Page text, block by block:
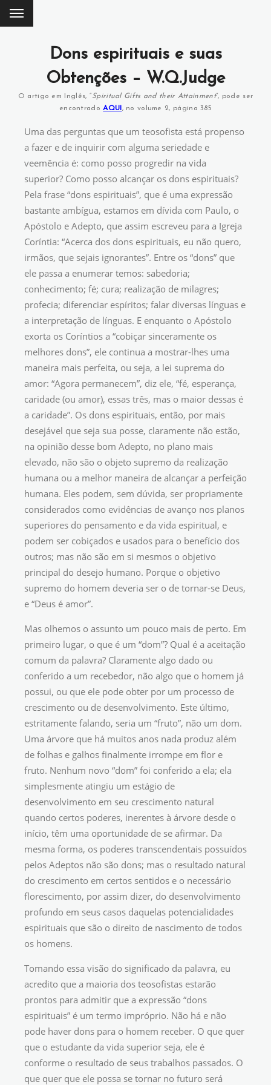
Dons espirituais e suas
Obtenções – W.Q.Judge
O artigo em Inglês, “Spiritual Gifts and their Attainment”, pode ser
encontradoAQUI , no volume 2, página 385
Uma das perguntas que um teosofista está propenso
a fazer e de inquirir com alguma seriedade e
veemência é: como posso progredir na vida
superior? Como posso alcançar os dons espirituais?
Pela frase “dons espirituais”, que é uma expressão
bastante ambígua, estamos em dívida com Paulo, o
Apóstolo e Adepto, que assim escreveu para a Igreja
Coríntia: “Acerca dos dons espirituais, eu não quero,
irmãos, que sejais ignorantes”. Entre os “dons” que
ele passa a enumerar temos: sabedoria;
conhecimento; fé; cura; realização de milagres;
profecia; diferenciar espíritos; falar diversas línguas e
a interpretação de línguas. E enquanto o Apóstolo
exorta os Coríntios a “cobiçar sinceramente os
melhores dons”, ele continua a mostrar-lhes uma
maneira mais perfeita, ou seja, a lei suprema do
amor: “Agora permanecem”, diz ele, “fé, esperança,
caridade (ou amor), essas três, mas o maior dessas é
a caridade”. Os dons espirituais, então, por mais
desejável que seja sua posse, claramente não estão,
na opinião desse bom Adepto, no plano mais
elevado, não são o objeto supremo da realização
humana ou a melhor maneira de alcançar a perfeição
humana. Eles podem, sem dúvida, ser propriamente
considerados como evidências de avanço nos planos
superiores do pensamento e da vida espiritual, e
podem ser cobiçados e usados para o benefício dos
outros; mas não são em si mesmos o objetivo
principal do desejo humano. Porque o objetivo
supremo do homem deveria ser o de tornar-se Deus,
e “Deus é amor”.
Mas olhemos o assunto um pouco mais de perto. Em
primeiro lugar, o que é um “dom”? Qual é a aceitação
comum da palavra? Claramente algo dado ou
conferido a um recebedor, não algo que o homem já
possui, ou que ele pode obter por um processo de
crescimento ou de desenvolvimento. Este último,
estritamente falando, seria um “fruto”, não um dom.
Uma árvore que há muitos anos nada produz além
de folhas e galhos finalmente irrompe em flor e
fruto. Nenhum novo “dom” foi conferido a ela; ela
simplesmente atingiu um estágio de
desenvolvimento em seu crescimento natural
quando certos poderes, inerentes à árvore desde o
início, têm uma oportunidade de se afirmar. Da
mesma forma, os poderes transcendentais possuídos
pelos Adeptos não são dons; mas o resultado natural
do crescimento em certos sentidos e o necessário
florescimento, por assim dizer, do desenvolvimento
profundo em seus casos daquelas potencialidades
espirituais que são o direito de nascimento de todos
os homens.
Tomando essa visão do significado da palavra, eu
acredito que a maioria dos teosofistas estarão
prontos para admitir que a expressão “dons
espirituais” é um termo impróprio. Não há e não
pode haver dons para o homem receber. O que quer
que o estudante da vida superior seja, ele é
conforme o resultado de seus trabalhos passados. O
que quer que ele possa se tornar no futuro será